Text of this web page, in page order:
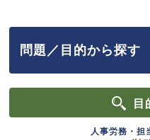
問題／目的から探す
目
人事労務・担